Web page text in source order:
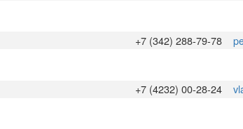
+7 (342) 288-79-78
+7 (4232) 00-28-24